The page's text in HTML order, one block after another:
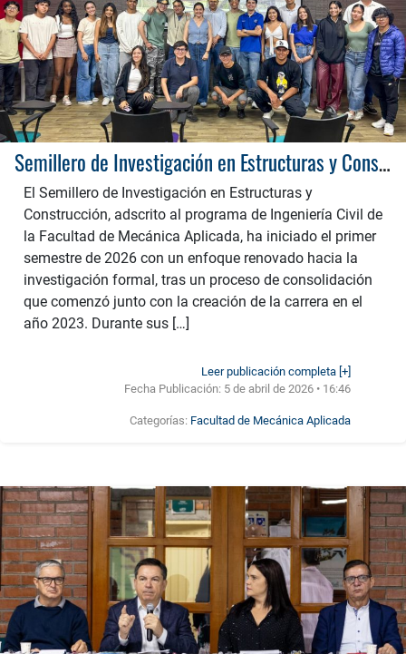
Semillero de Investigación en Estructuras y Construcción 2026: Fortaleciendo la Ingeniería Civil en la Facultad de Mecánica Aplicada
El Semillero de Investigación en Estructuras y
Construcción, adscrito al programa de Ingeniería Civil de
la Facultad de Mecánica Aplicada, ha iniciado el primer
semestre de 2026 con un enfoque renovado hacia la
investigación formal, tras un proceso de consolidación
que comenzó junto con la creación de la carrera en el
año 2023. Durante sus […]
Leer publicación completa [+]
Fecha Publicación: 5 de abril de 2026 • 16:46
Categorías: Facultad de Mecánica Aplicada